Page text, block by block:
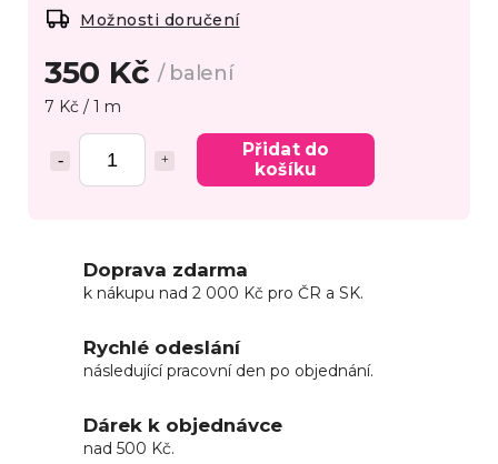
350 Kč/ balení
7 Kč / 1 m
Přidat do
košíku
Možnosti doručení
Doprava zdarma
k nákupu nad 2 000 Kč pro ČR a SK.
Rychlé odeslání
následující pracovní den po objednání.
Dárek k objednávce
nad 500 Kč.